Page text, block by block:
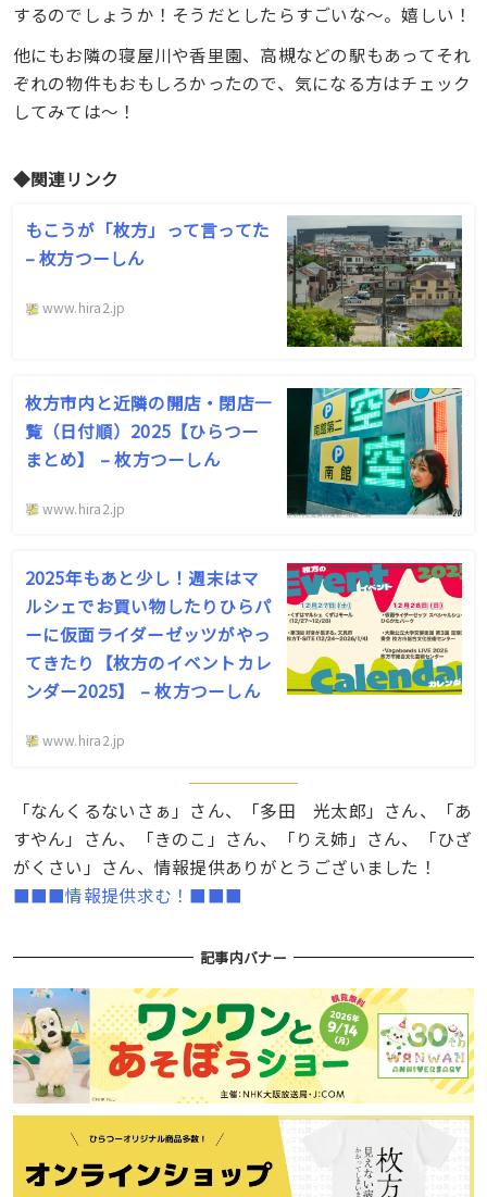
するのでしょうか！そうだとしたらすごいな〜。嬉しい！
他にもお隣の寝屋川や香里園、高槻などの駅もあってそれ
ぞれの物件もおもしろかったので、気になる方はチェック
してみては〜！
◆関連リンク
もこうが「枚方」って言ってた
– 枚方つーしん
www.hira2.jp
枚方市内と近隣の開店・閉店一
覧（日付順）2025【ひらつー
まとめ】 – 枚方つーしん
www.hira2.jp
2025年もあと少し！週末はマ
ルシェでお買い物したりひらパ
ーに仮面ライダーゼッツがやっ
てきたり【枚方のイベントカレ
ンダー2025】 – 枚方つーしん
www.hira2.jp
「なんくるないさぁ」さん、「多田 光太郎」さん、「あ
すやん」さん、「きのこ」さん、「りえ姉」さん、「ひざ
がくさい」さん、情報提供ありがとうございました！
■■■情報提供求む！■■■
記事内バナー